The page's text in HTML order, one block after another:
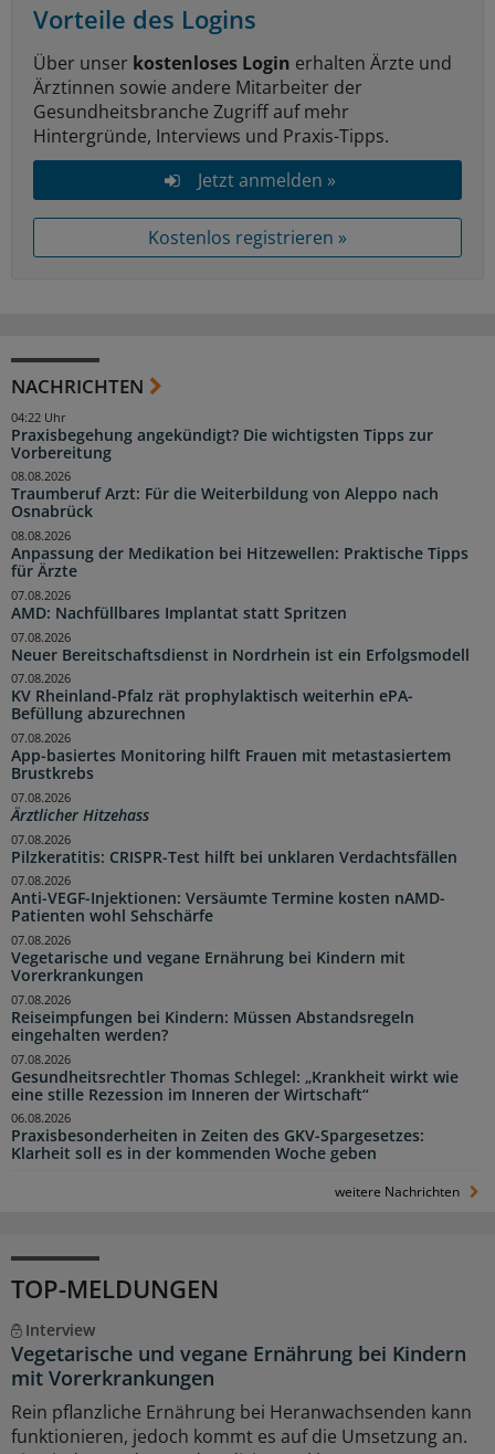
Vorteile des Logins
Über unser kostenloses Login erhalten Ärzte und
Ärztinnen sowie andere Mitarbeiter der
Gesundheitsbranche Zugriff auf mehr
Hintergründe, Interviews und Praxis-Tipps.
Jetzt anmelden »
Kostenlos registrieren »
NACHRICHTEN
Praxisbegehung angekündigt? Die wichtigsten Tipps zur
Vorbereitung
04:22 Uhr
Traumberuf Arzt: Für die Weiterbildung von Aleppo nach
Osnabrück
08.08.2026
Anpassung der Medikation bei Hitzewellen: Praktische Tipps
für Ärzte
08.08.2026
AMD: Nachfüllbares Implantat statt Spritzen
07.08.2026
Neuer Bereitschaftsdienst in Nordrhein ist ein Erfolgsmodell
07.08.2026
KV Rheinland-Pfalz rät prophylaktisch weiterhin ePA-
Befüllung abzurechnen
07.08.2026
App-basiertes Monitoring hilft Frauen mit metastasiertem
Brustkrebs
07.08.2026
Ärztlicher Hitzehass
07.08.2026
Pilzkeratitis: CRISPR-Test hilft bei unklaren Verdachtsfällen
07.08.2026
Anti-VEGF-Injektionen: Versäumte Termine kosten nAMD-
Patienten wohl Sehschärfe
07.08.2026
Vegetarische und vegane Ernährung bei Kindern mit
Vorerkrankungen
07.08.2026
Reiseimpfungen bei Kindern: Müssen Abstandsregeln
eingehalten werden?
07.08.2026
Gesundheitsrechtler Thomas Schlegel: „Krankheit wirkt wie
eine stille Rezession im Inneren der Wirtschaft“
07.08.2026
Praxisbesonderheiten in Zeiten des GKV-Spargesetzes:
Klarheit soll es in der kommenden Woche geben
06.08.2026
weitere Nachrichten
TOP-MELDUNGEN
Interview
Vegetarische und vegane Ernährung bei Kindern
mit Vorerkrankungen
Rein pflanzliche Ernährung bei Heranwachsenden kann
funktionieren, jedoch kommt es auf die Umsetzung an.